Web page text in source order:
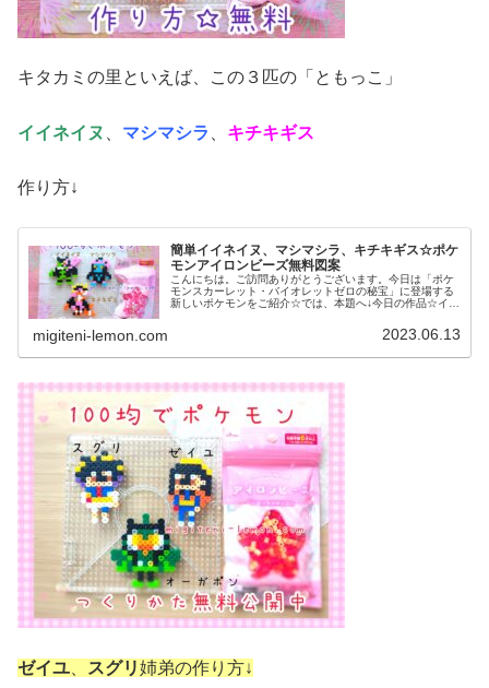
キタカミの里といえば、この３匹の「ともっこ」
イイネイヌ マシマシラ キチキギス
作り方↓
簡単イイネイヌ、マシマシラ、キチキギス☆ポケ
モンアイロンビーズ無料図案
こんにちは。ご訪問ありがとうございます。今日は「ポケ
モンスカーレット・バイオレットゼロの秘宝」に登場する
新しいポケモンをご紹介☆では、本題へ↓今日の作品☆イイ
migiteni-lemon.com 2023.06.13
ゼイユ スグリ姉弟の作り方↓